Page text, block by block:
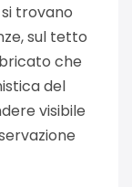
trovano
sul tetto
che
del
visibile